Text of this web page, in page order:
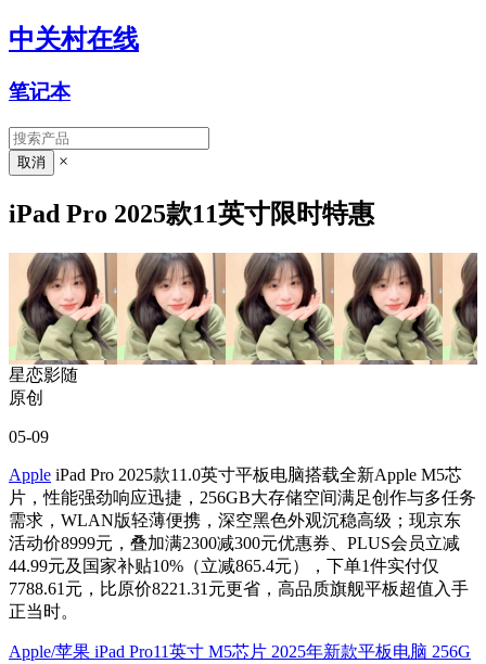
中关村在线
笔记本
×
iPad Pro 2025款11英寸限时特惠
星恋影随
原创
05-09
Apple iPad Pro 2025款11.0英寸平板电脑搭载全新Apple M5芯
片，性能强劲响应迅捷，256GB大存储空间满足创作与多任务
需求，WLAN版轻薄便携，深空黑色外观沉稳高级；现京东
活动价8999元，叠加满2300减300元优惠券、PLUS会员立减
44.99元及国家补贴10%（立减865.4元），下单1件实付仅
7788.61元，比原价8221.31元更省，高品质旗舰平板超值入手
正当时。
Apple/苹果 iPad Pro11英寸 M5芯片 2025年新款平板电脑 256G